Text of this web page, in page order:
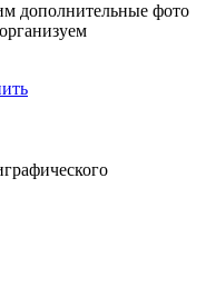
дополнительные фото